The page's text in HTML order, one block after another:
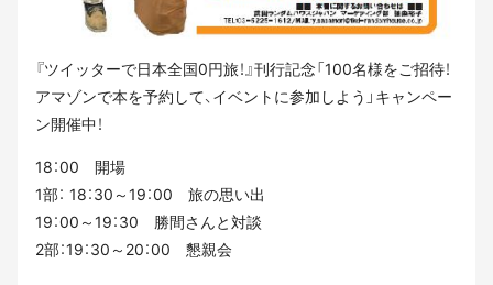
『ツイッターで日本全国0円旅！』刊行記念「100名様をご招待！
アマゾンで本を予約して、イベントに参加しよう」キャンペー
ン開催中！
18：00 開場
1部： 18：30～19：00 旅の思い出
19：00～19：30 勝間さんと対談
2部：19：30～20：00 懇親会